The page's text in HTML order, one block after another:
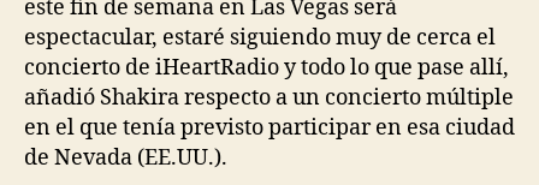
este fin de semana en Las Vegas será
espectacular, estaré siguiendo muy de cerca el
concierto de iHeartRadio y todo lo que pase allí,
añadió Shakira respecto a un concierto múltiple
en el que tenía previsto participar en esa ciudad
de Nevada (EE.UU.).